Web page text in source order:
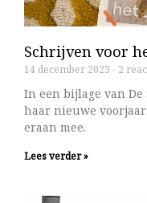
Schrijven voor
14 december 2023 2
In een bijlage van
haar nieuwe
eraan mee.
Lees verder »